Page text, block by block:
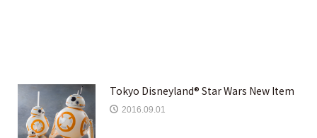
Tokyo Disneyland® Star Wars New Item
2016.09.01